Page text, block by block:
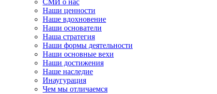
СМИ о нас
Наши ценности
Наше вдохновение
Наши основатели
Наша стратегия
Наши формы деятельности
Наши основные вехи
Наши достижения
Наше наследие
Инаугурация
Чем мы отличаемся